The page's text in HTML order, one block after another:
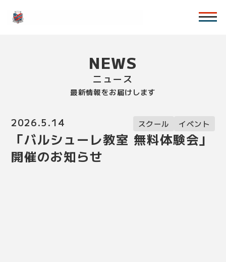
NEWS
ニュース
最新情報をお届けします
2026.5.14 スクール イベント
「バルシューレ教室 無料体験会」
開催のお知らせ